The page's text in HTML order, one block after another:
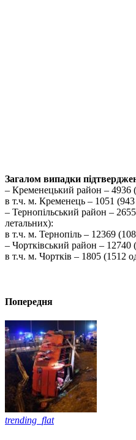
Загалом випадки
– Кременецький район – 4936
в т.ч. м. Кременець – 1051
– Тернопільський район –
летальних):
в т.ч. м. Тернопіль – 12369
– Чортківський район –
в т.ч. м. Чортків – 1805 (1512
Попередня
trending_flat